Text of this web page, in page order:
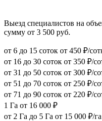
Выезд специалистов на
сумму от 3 500 руб.
от 6 до 15 соток от 450 ₽/
от 16 до 30 соток от 350 ₽/
от 31 до 50 соток от 300 ₽/
от 51 до 70 соток от 250 ₽/
от 71 до 90 соток от 220 ₽/
1 Га от 16 000 ₽
от 2 Га до 5 Га от 15 000 ₽/га